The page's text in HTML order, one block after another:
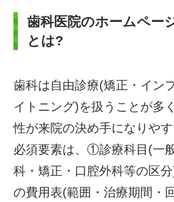
歯科医院のホームペー
とは?
歯科は自由診療(矯正・イン
イトニング)を扱うことが多
性が来院の決め手になりやす
必須要素は、①診療科目(一
科・矯正・口腔外科等の区
の費用表(範囲・治療期間・